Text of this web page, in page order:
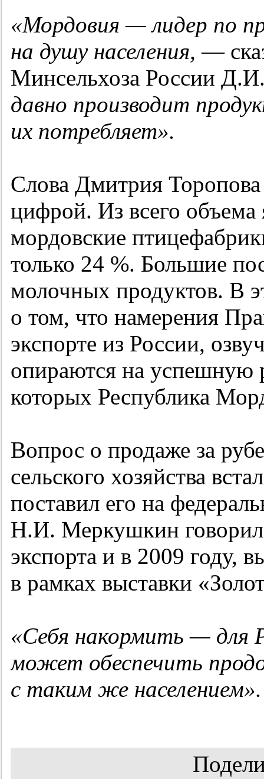
«Мордовия — лидер по
на душу населения, —
Минсельхоза России
давно производит
их потребляет».
Слова Дмитрия
цифрой. Из всего объема
мордовские
только 24 %. Большие
молочных продуктов. В
о том, что намерения
экспорте из России,
опираются на успешную
которых Республика
Вопрос о продаже за
сельского хозяйства
поставил его на
Н.И. Меркушкин говорил
экспорта и в 2009 году,
в рамках выставки
«Себя накормить — для
может обеспечить
с таким же населением».